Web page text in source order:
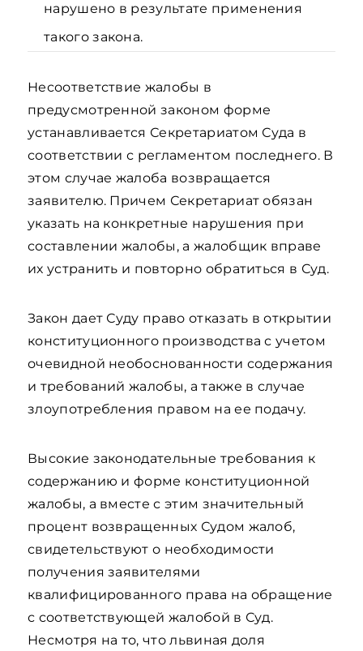
нарушено в результате применения
такого закона.
Несоответствие жалобы в
предусмотренной законом форме
устанавливается Секретариатом Суда в
соответствии с регламентом последнего. В
этом случае жалоба возвращается
заявителю. Причем Секретариат обязан
указать на конкретные нарушения при
составлении жалобы, а жалобщик вправе
их устранить и повторно обратиться в Суд.
Закон дает Суду право отказать в открытии
конституционного производства с учетом
очевидной необоснованности содержания
и требований жалобы, а также в случае
злоупотребления правом на ее подачу.
Высокие законодательные требования к
содержанию и форме конституционной
жалобы, а вместе с этим значительный
процент возвращенных Судом жалоб,
свидетельствуют о необходимости
получения заявителями
квалифицированного права на обращение
с соответствующей жалобой в Суд.
Несмотря на то, что львиная доля